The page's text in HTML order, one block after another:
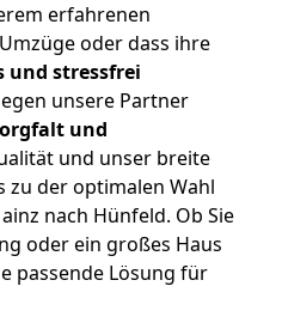
erfahrenen
oder dass ihre
und stressfrei
unsere Partner
und
und unser breite
zu der optimalen Wahl
nach Hünfeld. Ob Sie
oder ein großes Haus
passende Lösung für